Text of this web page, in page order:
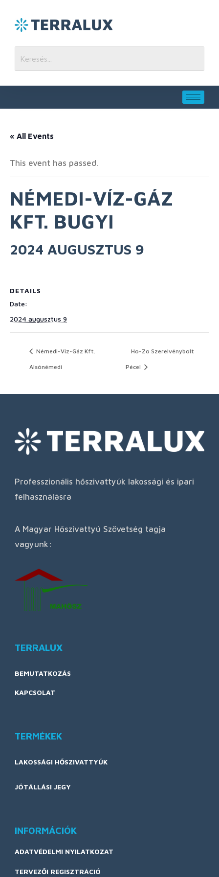
« All Events
This event has passed.
NÉMEDI-VÍZ-GÁZ
KFT. BUGYI
2024 AUGUSZTUS 9
DETAILS
Date:
2024 augusztus 9
Némedi-Víz-Gáz Kft.
Alsónémedi
Ho-Zo Szerelvénybolt
Pécel
Professzionális hőszivattyúk lakossági és ipari
felhasználásra
A Magyar Hőszivattyú Szövetség tagja
vagyunk:
TERRALUX
BEMUTATKOZÁS
KAPCSOLAT
TERMÉKEK
LAKOSSÁGI HŐSZIVATTYÚK
JÓTÁLLÁSI JEGY
INFORMÁCIÓK
ADATVÉDELMI NYILATKOZAT
TERVEZŐI REGISZTRÁCIÓ